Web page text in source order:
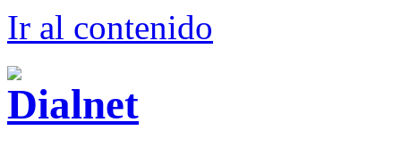
Ir al contenido